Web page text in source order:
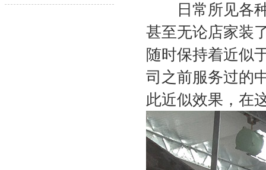
日常所见各种
甚至无论店家装
随时保持着近似
司之前服务过的
此近似效果，在